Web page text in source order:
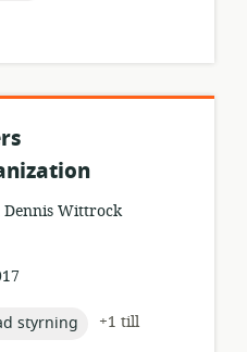
Dennis Wittrock
styrning
+1 till